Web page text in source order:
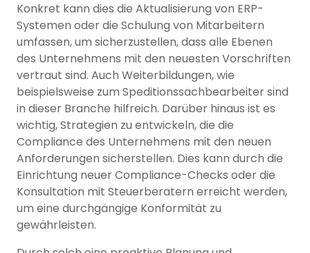
Konkret kann dies die Aktualisierung von ERP-
Systemen oder die Schulung von Mitarbeitern
umfassen, um sicherzustellen, dass alle Ebenen
des Unternehmens mit den neuesten Vorschriften
vertraut sind. Auch Weiterbildungen, wie
beispielsweise zum Speditionssachbearbeiter sind
in dieser Branche hilfreich. Darüber hinaus ist es
wichtig, Strategien zu entwickeln, die die
Compliance des Unternehmens mit den neuen
Anforderungen sicherstellen. Dies kann durch die
Einrichtung neuer Compliance-Checks oder die
Konsultation mit Steuerberatern erreicht werden,
um eine durchgängige Konformität zu
gewährleisten.